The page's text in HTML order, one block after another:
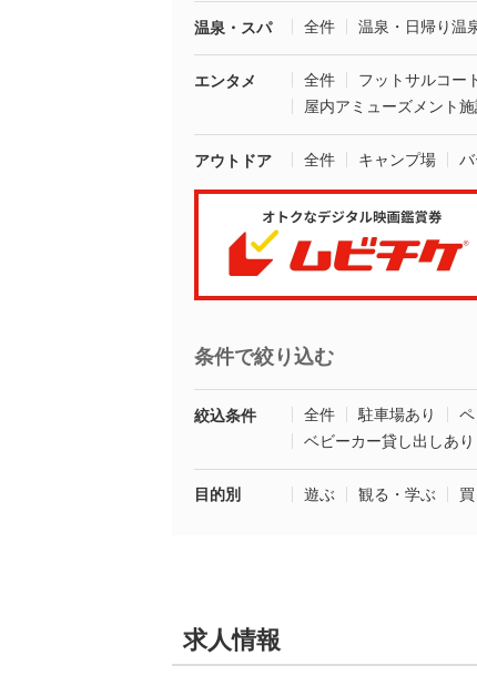
温泉・スパ 全件 温泉・日帰り温
エンタメ 全件 フットサルコー
屋内アミューズメント施
アウトドア 全件 キャンプ場
条件で絞り込む
絞込条件 全件 駐車場あり
ベビーカー貸し出しあり
目的別 遊ぶ 観る・学ぶ 買
求人情報